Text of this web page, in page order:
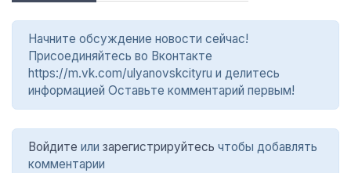
Начните обсуждение новости сейчас!
Присоединяйтесь во Вконтакте
https://m.vk.com/ulyanovskcityru и делитесь
информацией Оставьте комментарий первым!
Войдите или зарегистрируйтесь чтобы добавлять
комментарии